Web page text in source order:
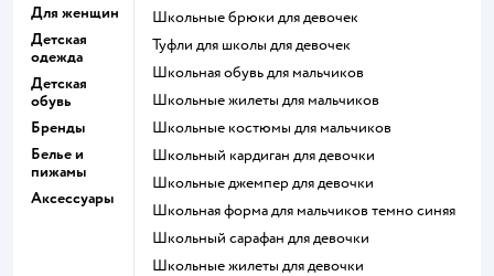
Для женщин
Детская
одежда
Детская
обувь
Бренды
Белье и
пижамы
Аксессуары
Школьные брюки для девочек
Туфли для школы для девочек
Школьная обувь для мальчиков
Школьные жилеты для мальчиков
Школьные костюмы для мальчиков
Школьный кардиган для девочки
Школьные джемпер для девочки
Школьная форма для мальчиков темно синяя
Школьный сарафан для девочки
Школьные жилеты для девочки